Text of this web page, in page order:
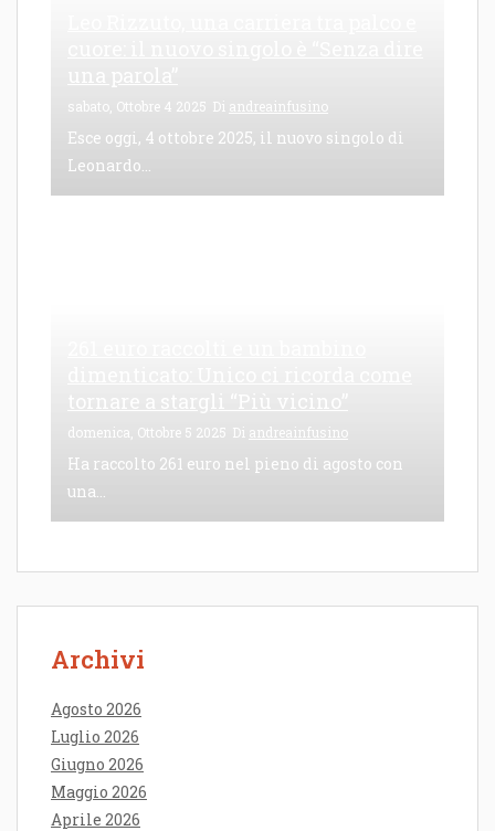
sabato, Ottobre 4 2025 Di andreainfusino
Esce oggi, 4 ottobre 2025, il nuovo singolo di
Leonardo...
domenica, Ottobre 5 2025 Di andreainfusino
Ha raccolto 261 euro nel pieno di agosto con
una...
Archivi
Agosto 2026
Luglio 2026
Giugno 2026
Maggio 2026
Aprile 2026